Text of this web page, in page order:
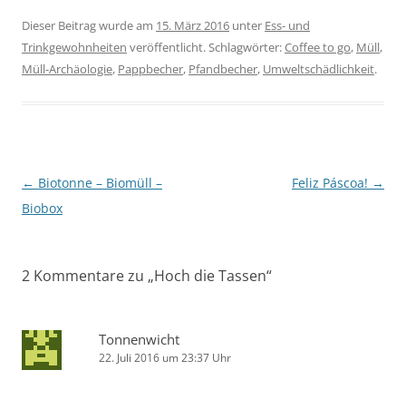
Dieser Beitrag wurde am 15. März 2016 unter Ess- und
Trinkgewohnheiten veröffentlicht. Schlagwörter:Coffee to go, Müll,
Müll-Archäologie, Pappbecher, Pfandbecher, Umweltschädlichkeit.
Beitragsnavigation
← Biotonne – Biomüll –
Biobox
Feliz Páscoa! →
2 Kommentare zu „Hoch die Tassen“
Tonnenwicht
22. Juli 2016 um 23:37 Uhr